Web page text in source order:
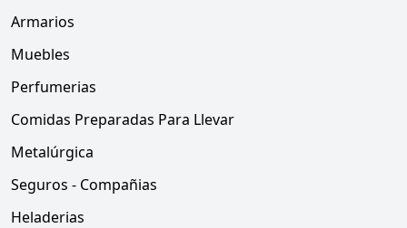
Armarios
Muebles
Perfumerias
Comidas Preparadas Para Llevar
Metalúrgica
Seguros - Compañias
Heladerias